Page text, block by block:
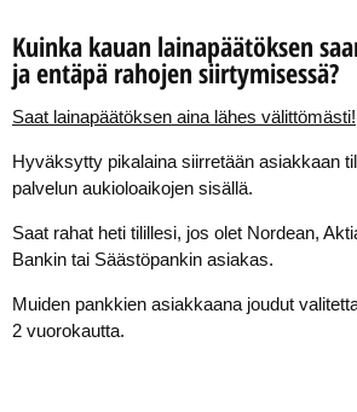
Kuinka kauan lainapäätöksen
ja entäpä rahojen siirtymisessä?
Saat lainapäätöksen aina lähes välittömästi!
Hyväksytty pikalaina siirretään asiakkaan
palvelun aukioloaikojen sisällä.
Saat rahat heti tilillesi, jos olet Nordean,
Bankin tai Säästöpankin asiakas.
Muiden pankkien asiakkaana joudut
2 vuorokautta.